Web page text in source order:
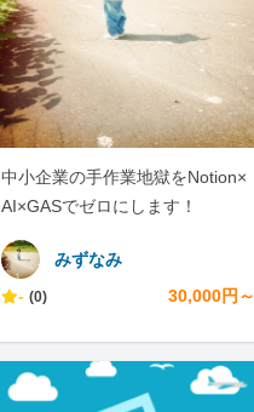
中小企業の手作業地獄をNotion×
AI×GASでゼロにします！
みずなみ
- (0) 30,000円～